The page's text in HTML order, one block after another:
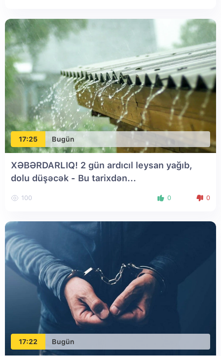
17:25 Bugün
XƏBƏRDARLIQ! 2 gün ardıcıl leysan yağıb,
dolu düşəcək - Bu tarixdən...
100 0 0
17:22 Bugün